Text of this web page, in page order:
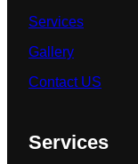
Services
Gallery
Contact US
Services